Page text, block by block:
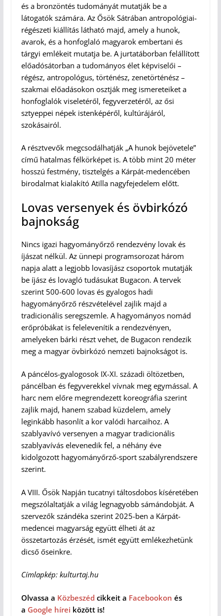
és a bronzöntés tudományát mutatják be a
látogatók számára. Az Ősök Sátrában antropológiai-
régészeti kiállítás látható majd, amely a hunok,
avarok, és a honfoglaló magyarok embertani és
tárgyi emlékeit mutatja be. A jurtatáborban felállított
előadósátorban a tudományos élet képviselői –
régész, antropológus, történész, zenetörténész –
szakmai előadásokon osztják meg ismereteiket a
honfoglalók viseletéről, fegyverzetéről, az ősi
sztyeppei népek istenképéről, kultúrájáról,
szokásairól.
A résztvevők megcsodálhatják „A hunok bejövetele”
című hatalmas félkörképet is. A több mint 20 méter
hosszú festmény, tisztelgés a Kárpát-medencében
birodalmat kialakító Atilla nagyfejedelem előtt.
Lovas versenyek és övbirkózó
bajnokság
Nincs igazi hagyományőrző rendezvény lovak és
íjászat nélkül. Az ünnepi programsorozat három
napja alatt a legjobb lovasíjász csoportok mutatják
be íjász és lovagló tudásukat Bugacon. A tervek
szerint 500-600 lovas és gyalogos hadi
hagyományőrző részvételével zajlik majd a
tradicionális seregszemle. A hagyományos nomád
erőpróbákat is felelevenítik a rendezvényen,
amelyeken bárki részt vehet, de Bugacon rendezik
meg a magyar övbirkózó nemzeti bajnokságot is.
A páncélos-gyalogosok IX-XI. századi öltözetben,
páncélban és fegyverekkel vívnak meg egymással. A
harc nem előre megrendezett koreográfia szerint
zajlik majd, hanem szabad küzdelem, amely
leginkább hasonlít a kor valódi harcaihoz. A
szablyavívó versenyen a magyar tradicionális
szablyavívás elevenedik fel, a néhány éve
kidolgozott hagyományőrző-sport szabályrendszere
szerint.
A VIII. Ősök Napján tucatnyi táltosdobos kíséretében
megszólaltatják a világ legnagyobb sámándobját. A
szervezők szándéka szerint 2025-ben a Kárpát-
medencei magyarság együtt élheti át az
összetartozás érzését, ismét együtt emlékezhetünk
dicső őseinkre.
Címlapkép: kulturtaj.hu
Olvassa a Közbeszéd cikkeit a Facebookon és
a Google hírei között is!